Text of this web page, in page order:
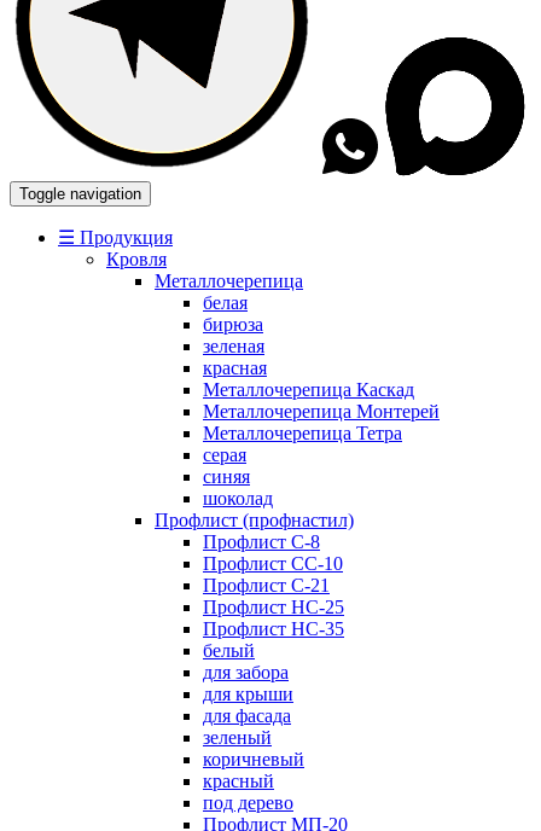
Toggle navigation
☰ Продукция
Кровля
Металлочерепица
белая
бирюза
зеленая
красная
Металлочерепица Каскад
Металлочерепица Монтерей
Металлочерепица Тетра
серая
синяя
шоколад
Профлист (профнастил)
Профлист С-8
Профлист СС-10
Профлист C-21
Профлист НС-25
Профлист НС-35
белый
для забора
для крыши
для фасада
зеленый
коричневый
красный
под дерево
Профлист МП-20